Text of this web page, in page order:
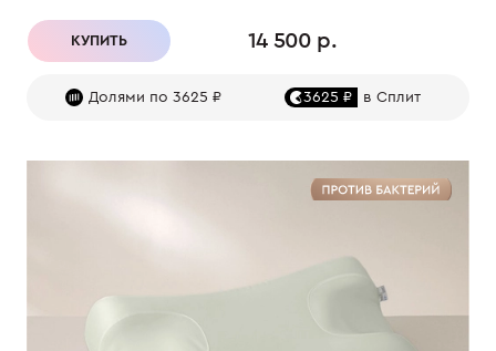
КУПИТЬ 14 500 р.
Долями по 3625 ₽ 3625 ₽ в Сплит